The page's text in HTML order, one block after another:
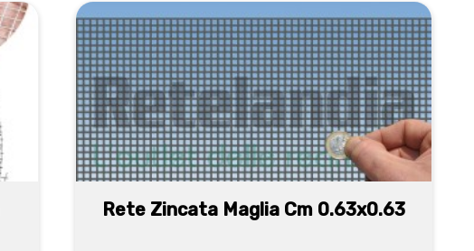
Rete Zincata Maglia Cm 0.63x0.63